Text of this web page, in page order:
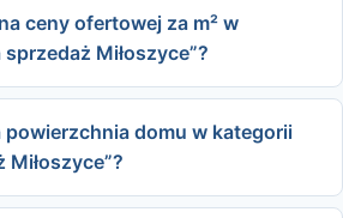
ceny ofertowej za m² w
Miłoszyce”?
domu w kategorii
Miłoszyce”?